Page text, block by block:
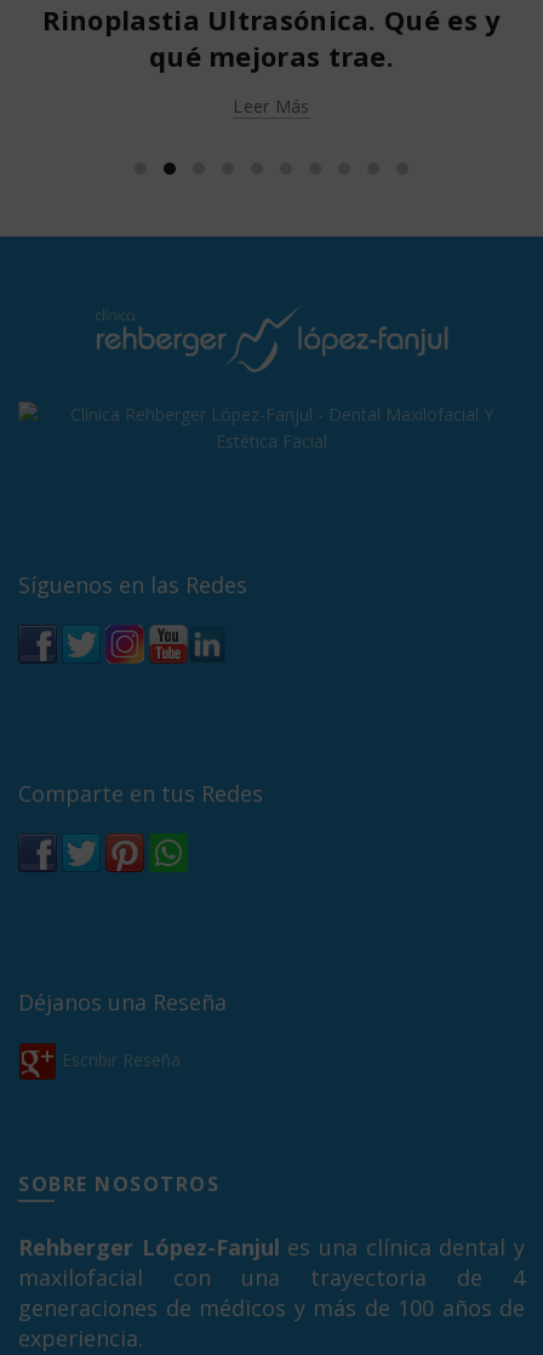
Rinoplastia Ultrasónica. Qué es y
qué mejoras trae.
Leer Más
Síguenos en las Redes
Comparte en tus Redes
Déjanos una Reseña
Escribir Reseña
SOBRE NOSOTROS
Rehberger López-Fanjul es una clínica dental y
maxilofacial con una trayectoria de 4
generaciones de médicos y más de 100 años de
experiencia.